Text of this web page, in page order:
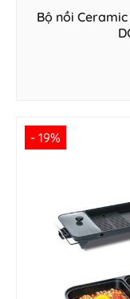
Bộ nồi
- 19%